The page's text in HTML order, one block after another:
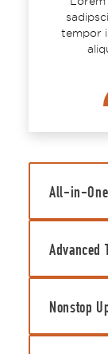
tempor
All-in-
Advanced
Nonstop